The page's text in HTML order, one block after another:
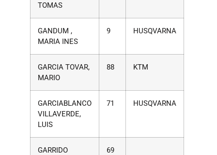
TOMAS
GANDUM ,
MARIA INES
9 HUSQVARNA
GARCIA TOVAR,
MARIO
88 KTM
GARCIABLANCO
VILLAVERDE,
LUIS
71 HUSQVARNA
GARRIDO
69